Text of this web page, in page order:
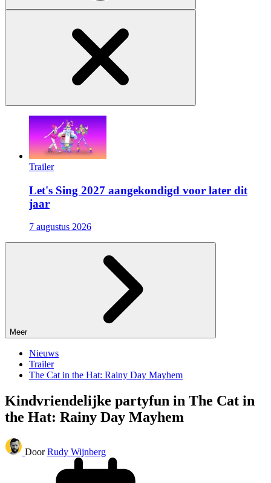
Trailer
Let's Sing 2027 aangekondigd voor later dit
jaar
7 augustus 2026
Meer
Nieuws
Trailer
The Cat in the Hat: Rainy Day Mayhem
Kindvriendelijke partyfun in The Cat in
the Hat: Rainy Day Mayhem
Door Rudy Wijnberg